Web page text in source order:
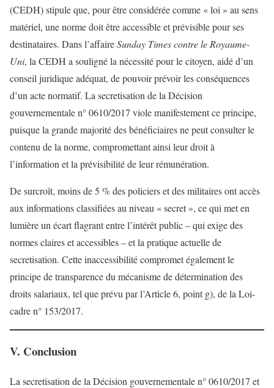
(CEDH) stipule que, pour être considérée comme « loi » au sens
matériel, une norme doit être accessible et prévisible pour ses
destinataires. Dans l’affaireSunday Times contre le Royaume-
Uni, la CEDH a souligné la nécessité pour le citoyen, aidé d’un
conseil juridique adéquat, de pouvoir prévoir les conséquences
d’un acte normatif. La secretisation de la Décision
gouvernementale n° 0610/2017 viole manifestement ce principe,
puisque la grande majorité des bénéficiaires ne peut consulter le
contenu de la norme, compromettant ainsi leur droit à
l’information et la prévisibilité de leur rémunération.
De surcroît, moins de 5 % des policiers et des militaires ont accès
aux informations classifiées au niveau « secret », ce qui met en
lumière un écart flagrant entre l’intérêt public – qui exige des
normes claires et accessibles – et la pratique actuelle de
secretisation. Cette inaccessibilité compromet également le
principe de transparence du mécanisme de détermination des
droits salariaux, tel que prévu par l’Article 6, point g), de la Loi-
cadre n° 153/2017.
V. Conclusion
La secretisation de la Décision gouvernementale n° 0610/2017 et